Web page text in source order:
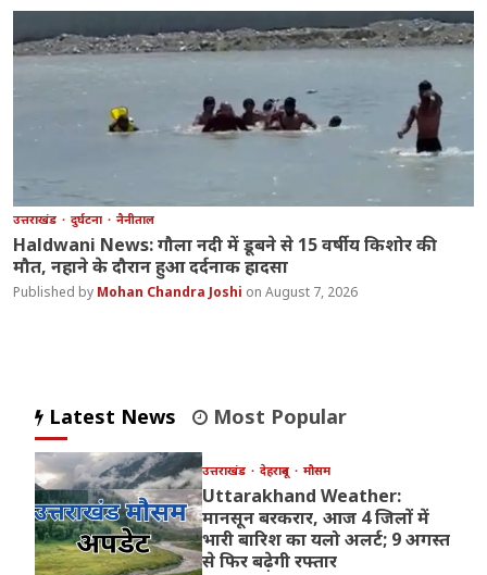
उत्तराखंड दुर्घटना नैनीताल
Haldwani News: गौला नदी में डूबने से 15 वर्षीय किशोर की
मौत, नहाने के दौरान हुआ दर्दनाक हादसा
Mohan Chandra Joshi August 7, 2026
Latest News Most Popular
उत्तराखंड देहरादून मौसम
Uttarakhand Weather:
मानसून बरकरार, आज 4 जिलों में
भारी बारिश का यलो अलर्ट; 9 अगस्त
से फिर बढ़ेगी रफ्तार